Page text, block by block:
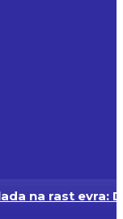
na rast evra: